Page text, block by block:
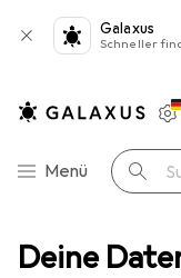
Deine
Galaxus
Schneller
Navigation nach
Menü Suche
Lichttechnik Zubehör